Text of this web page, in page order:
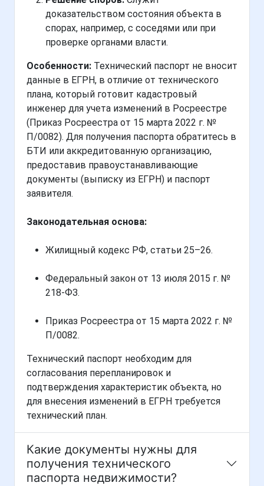
доказательством состояния объекта в
спорах, например, с соседями или при
проверке органами власти.
Особенности: Технический паспорт не вносит
данные в ЕГРН, в отличие от технического
плана, который готовит кадастровый
инженер для учета изменений в Росреестре
(Приказ Росреестра от 15 марта 2022 г. №
П/0082). Для получения паспорта обратитесь в
БТИ или аккредитованную организацию,
предоставив правоустанавливающие
документы (выписку из ЕГРН) и паспорт
заявителя.
Законодательная основа:
Жилищный кодекс РФ, статьи 25–26.
Федеральный закон от 13 июля 2015 г. №
218-ФЗ.
Приказ Росреестра от 15 марта 2022 г. №
П/0082.
Технический паспорт необходим для
согласования перепланировок и
подтверждения характеристик объекта, но
для внесения изменений в ЕГРН требуется
технический план.
Какие документы нужны для
получения технического
паспорта недвижимости?